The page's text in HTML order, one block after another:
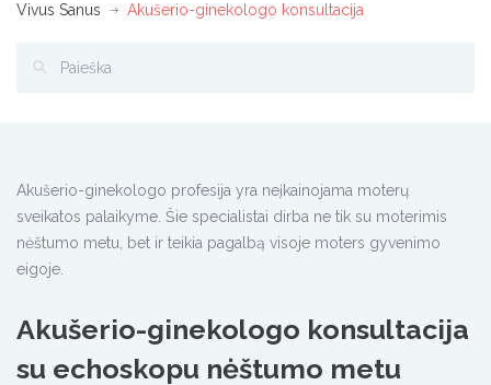
Vivus Sanus Akušerio-ginekologo konsultacija
Akušerio-ginekologo profesija yra neįkainojama moterų
sveikatos palaikyme. Šie specialistai dirba ne tik su moterimis
nėštumo metu, bet ir teikia pagalbą visoje moters gyvenimo
eigoje.
Akušerio-ginekologo konsultacija
su echoskopu nėštumo metu